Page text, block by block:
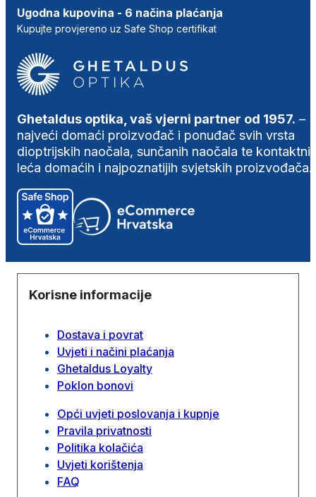
Ugodna kupovina - 6 načina plaćanja
Kupujte provjereno uz Safe Shop certifikat
Ghetaldus optika, vaš vjerni partner od 1957. –
najveći domaći proizvođač i ponuđač svih vrsta
dioptrijskih naočala, sunčanih naočala te
leća domaćih i najpoznatijih svjetskih proizvođača.
Korisne informacije
Dostava i povrat
Uvjeti i načini plaćanja
Ghetaldus Loyalty
Poklon bonovi
Opći uvjeti poslovanja i kupnje
Pravila privatnosti
Politika kolačića
Uvjeti korištenja
FAQ